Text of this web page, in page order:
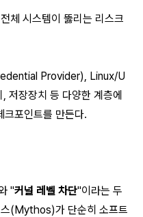
체 시스템이 뚫리는 리스크
Provider), Linux/U
장장치 등 다양한 계층에
크포인트를 만든다.
"커널 레벨 차단"이라는 두
(Mythos)가 단순히 소프트